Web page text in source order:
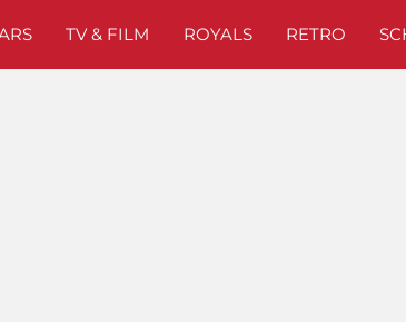
TV & FILM ROYALS RETRO